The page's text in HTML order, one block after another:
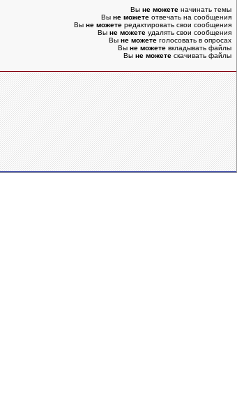
Вы не можете начинать темы
Вы не можете отвечать на сообщения
Вы не можете редактировать свои сообщения
Вы не можете удалять свои сообщения
Вы не можете голосовать в опросах
Вы не можете вкладывать файлы
Вы не можете скачивать файлы